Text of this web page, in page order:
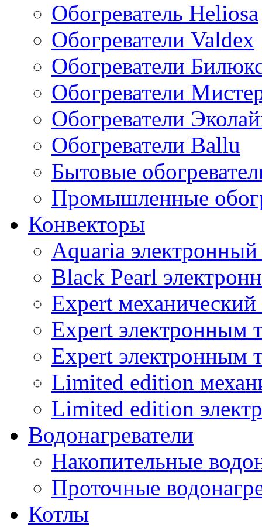
Обогреватель Heliosa
Обогреватели Valdex
Обогреватели
Обогреватели
Обогреватели
Обогреватели Ballu
Бытовые
Промышленные
Конвекторы
Aquaria
Black Pearl
Expert механический
Expert электронным
Expert электронным
Limited edition
Limited edition
Водонагреватели
Накопительные
Проточные
Котлы